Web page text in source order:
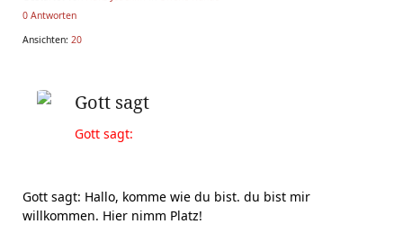
0 Antworten
Ansichten: 20
Gott sagt
Gott sagt:
Gott sagt: Hallo, komme wie du bist. du bist mir
willkommen. Hier nimm Platz!